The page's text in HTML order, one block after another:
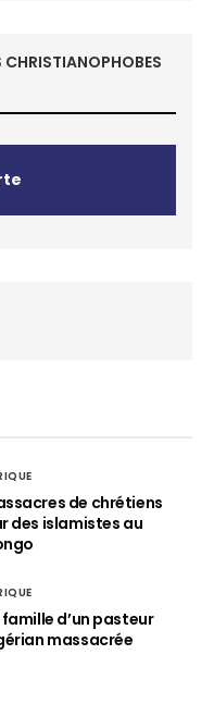
de chrétiens
des islamistes au
famille d’un pasteur
massacrée